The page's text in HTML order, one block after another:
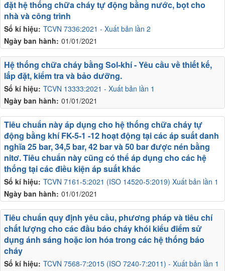
Số kí hiệu: TCVN 7336:2021 - Xuất bản lần 2
Ngày ban hành: 01/01/2021
đặt hệ thống chữa cháy tự động bằng nước, bọt cho
nhà và công trình
Số kí hiệu: TCVN 13333:2021 - Xuất bản lần 1
Ngày ban hành: 01/01/2021
Hệ thống chữa cháy bằng Sol-khí - Yêu cầu về thiết kế,
lắp đặt, kiểm tra và bảo dưỡng.
Số kí hiệu: TCVN 7161-5:2021 (ISO 14520-5:2019) Xuất bản lần 1
Ngày ban hành: 01/01/2021
Tiêu chuẩn này áp dụng cho hệ thống chữa cháy tự
động bằng khí FK-5-1 -12 hoạt động tại các áp suất danh
nghĩa 25 bar, 34,5 bar, 42 bar và 50 bar được nén bằng
nitơ. Tiêu chuẩn này cũng có thể áp dụng cho các hệ
thống tại các điều kiện áp suất khác
Số kí hiệu: TCVN 7568-7:2015 (ISO 7240-7:2011) - Xuất bản lần 1
Tiêu chuẩn quy định yêu cầu, phương pháp và tiêu chí
chất lượng cho các đầu báo cháy khói kiểu điểm sử
dụng ánh sáng hoặc ion hóa trong các hệ thống báo
cháy